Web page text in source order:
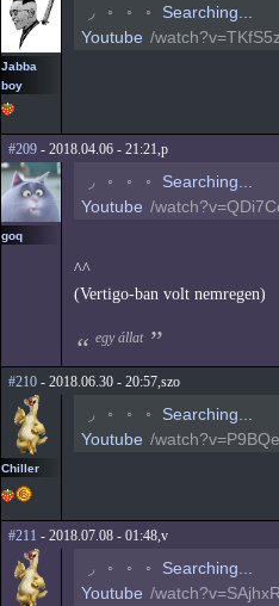
Jabba
boy
◟ ◦ ◦ ◦
Searching...
Youtube /
#209 - 2018.04.06 - 21:21,p
goq
◟ ◦ ◦ ◦
Searching...
Youtube /
^^
(Vertigo-ban volt nemregen)
egy állat
#210 - 2018.06.30 - 20:57,szo
Chiller
◟ ◦ ◦ ◦
Searching...
Youtube /
#211 - 2018.07.08 - 01:48,v
◟ ◦ ◦ ◦
Searching...
Youtube /